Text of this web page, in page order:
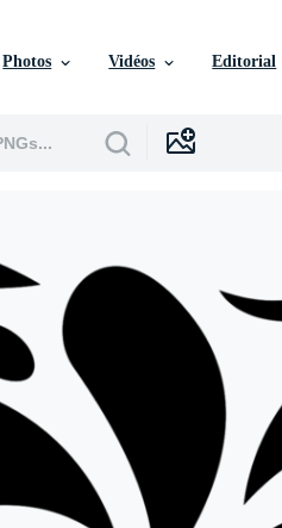
Photos Vidéos Editorial